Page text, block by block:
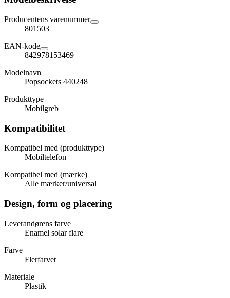
Producentens varenummer
801503
EAN-kode
842978153469
Modelnavn
Popsockets 440248
Produkttype
Mobilgreb
Kompatibilitet
Kompatibel med (produkttype)
Mobiltelefon
Kompatibel med (mærke)
Alle mærker/universal
Design, form og placering
Leverandørens farve
Enamel solar flare
Farve
Flerfarvet
Materiale
Plastik